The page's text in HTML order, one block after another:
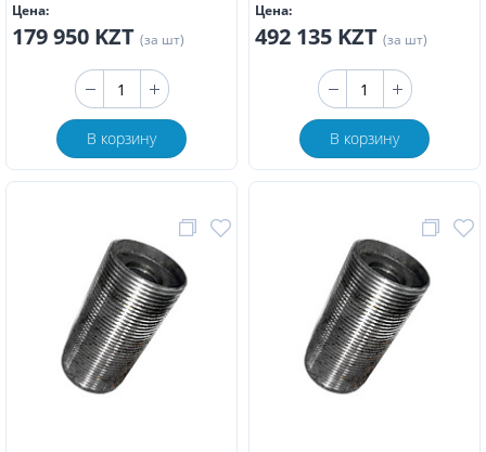
Цена:
179 950 KZT (за шт)
В корзину
Цена:
492 135 KZT (за шт)
В корзину